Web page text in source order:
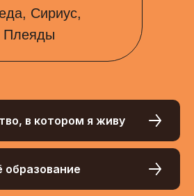
Сириус,
Плеяды
в котором я живу
образование